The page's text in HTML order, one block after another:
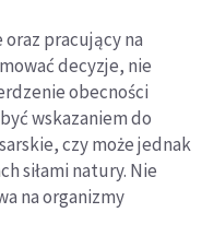
oraz pracujący na
decyzje, nie
obecności
wskazaniem do
czy może jednak
siłami natury. Nie
na organizmy